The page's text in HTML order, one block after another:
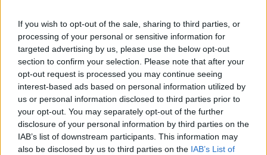
If you wish to opt-out of the sale, sharing to third parties, or
processing of your personal or sensitive information for
targeted advertising by us, please use the below opt-out
section to confirm your selection. Please note that after your
opt-out request is processed you may continue seeing
interest-based ads based on personal information utilized by
us or personal information disclosed to third parties prior to
your opt-out. You may separately opt-out of the further
disclosure of your personal information by third parties on the
IAB’s list of downstream participants. This information may
also be disclosed by us to third parties on the IAB’s List of